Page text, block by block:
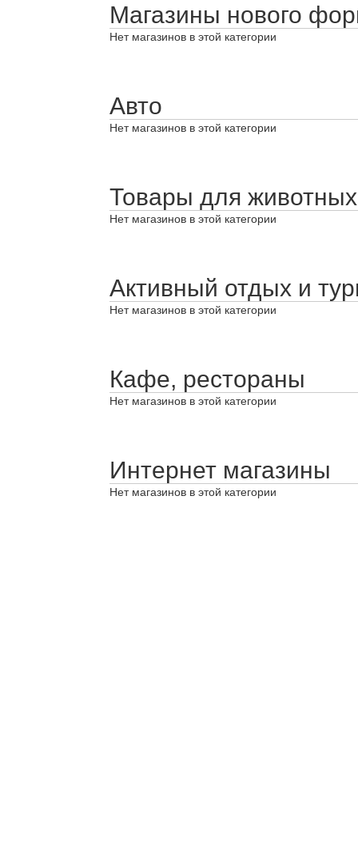
Магазины нового
Нет магазинов в этой категории
Авто
Нет магазинов в этой категории
Товары для животных
Нет магазинов в этой категории
Активный отдых и
Нет магазинов в этой категории
Кафе, рестораны
Нет магазинов в этой категории
Интернет магазины
Нет магазинов в этой категории